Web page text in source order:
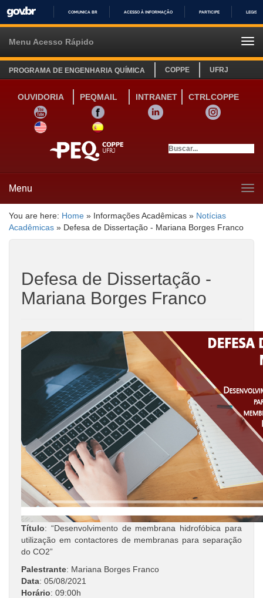
IR
COMUNICA BR ACESSO À INFORMAÇÃO PARTICIPE
Menu Acesso Rápido
PROGRAMA DE ENGENHARIA QUÍMICA COPPE UFRJ
OUVIDORIA PEQMAIL INTRANET
CTRLCOPPE
YOUTUBE
FACEBOOK LINKEDIN
INSTAGRAM
SITE INGLÊS
LINK SITE ESPANHOL
Menu
You are here: Home » Informações Acadêmicas » Notícias
Acadêmicas » Defesa de Dissertação - Mariana Borges Franco
Defesa de Dissertação -
Mariana Borges Franco
Título: “Desenvolvimento de membrana hidrofóbica para
utilização em contactores de membranas para separação
do CO2”
Palestrante: Mariana Borges Franco
Data: 05/08/2021
Horário: 09:00h